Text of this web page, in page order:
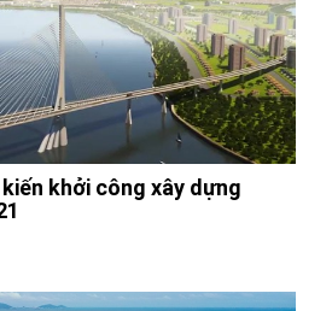
kiến khởi công xây dựng